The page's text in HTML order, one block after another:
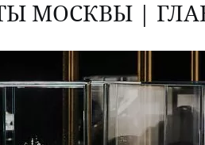
МОСКВЫ |